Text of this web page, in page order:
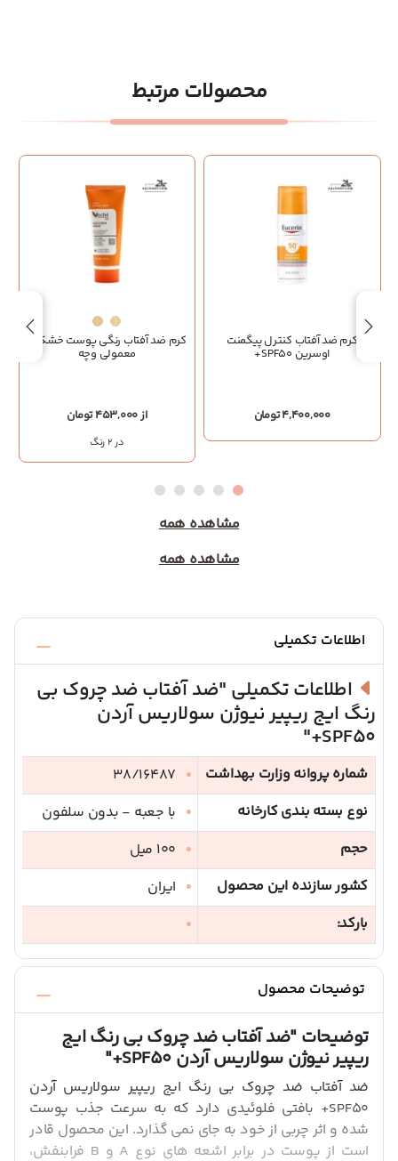
محصولات مرتبط
کرم ضد آفتاب کنترل پیگمنت
اوسرین SPF50+
4,400,000 تومان
کرم ضد آفتاب رنگی پوست خشک و
معمولی وچه
از 453,000 تومان
در 2 رنگ
مشاهده همه
مشاهده همه
اطلاعات تکمیلی
اطلاعات تکمیلی "ضد آفتاب ضد چروک بی
رنگ ایج ریپیر نیوژن سولاریس آردن
SPF50+"
شماره پروانه وزارت بهداشت
38/16487
نوع بسته بندی کارخانه
با جعبه - بدون سلفون
حجم
100 میل
کشور سازنده این محصول
ایران
بارکد:
توضیحات محصول
توضیحات"ضد آفتاب ضد چروک بی رنگ ایج
ریپیر نیوژن سولاریس آردن SPF50+"
ضد آفتاب ضد چروک بی رنگ ایج ریپیر سولاریس آردن
SPF50+ بافتی فلوئیدی دارد که به سرعت جذب پوست
شده و اثر چربی از خود به جای نمی گذارد. این محصول قادر
است از پوست در برابر اشعه های نوع A و B فرابنفش،